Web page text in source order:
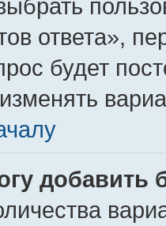
ответа»,
будет
добавить